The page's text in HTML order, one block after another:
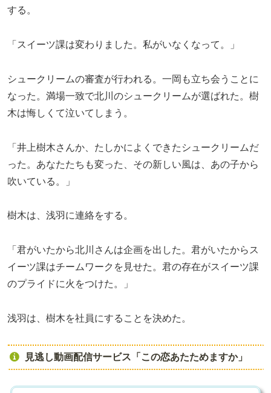
する。
「スイーツ課は変わりました。私がいなくなって。」
シュークリームの審査が行われる。一岡も立ち会うことに
なった。満場一致で北川のシュークリームが選ばれた。樹
木は悔しくて泣いてしまう。
「井上樹木さんか、たしかによくできたシュークリームだ
った。あなたたちも変った、その新しい風は、あの子から
吹いている。」
樹木は、浅羽に連絡をする。
「君がいたから北川さんは企画を出した。君がいたからス
イーツ課はチームワークを見せた。君の存在がスイーツ課
のプライドに火をつけた。」
浅羽は、樹木を社員にすることを決めた。
見逃し動画配信サービス「この恋あたためますか」